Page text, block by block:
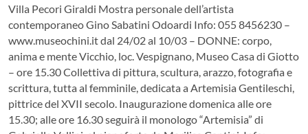
Villa Pecori Giraldi Mostra personale dell’artista
contemporaneo Gino Sabatini Odoardi Info: 055 8456230 –
www.museochini.it dal 24/02 al 10/03 – DONNE: corpo,
anima e mente Vicchio, loc. Vespignano, Museo Casa di Giotto
– ore 15.30 Collettiva di pittura, scultura, arazzo, fotografia e
scrittura, tutta al femminile, dedicata a Artemisia Gentileschi,
pittrice del XVII secolo. Inaugurazione domenica alle ore
15.30; alle ore 16.30 seguirà il monologo “Artemisia” di